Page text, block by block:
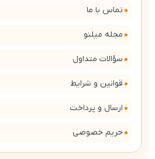
تماس با ما
مجله میلنو
سؤالات متداول
قوانین و شرایط
ارسال و پرداخت
حریم خصوصی